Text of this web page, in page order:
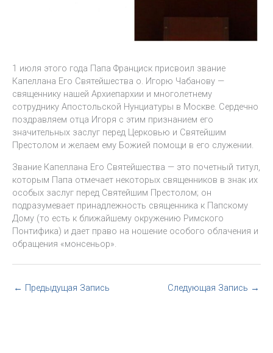
1 июля этого года Папа Франциск присвоил звание
Капеллана Его Святейшества о. Игорю Чабанову —
священнику нашей Архиепархии и многолетнему
сотруднику Апостольской Нунциатуры в Москве. Сердечно
поздравляем отца Игоря с этим признанием его
значительных заслуг перед Церковью и Святейшим
Престолом и желаем ему Божией помощи в его служении.
Звание Капеллана Его Святейшества — это почетный титул,
которым Папа отмечает некоторых священников в знак их
особых заслуг перед Святейшим Престолом; он
подразумевает принадлежность священника к Папскому
Дому (то есть к ближайшему окружению Римского
Понтифика) и дает право на ношение особого облачения и
обращения «монсеньор».
← Предыдущая Запись Следующая Запись →